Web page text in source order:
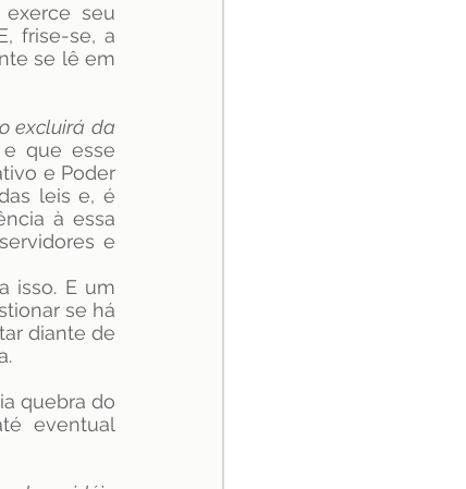
seu
frise-se, a
se lê em
excluirá da
e que esse
e Poder
leis e, é
à essa
e
isso. E um
se há
diante de
quebra do
eventual